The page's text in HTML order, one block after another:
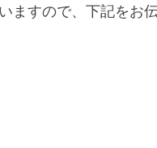
ますので、下記をお